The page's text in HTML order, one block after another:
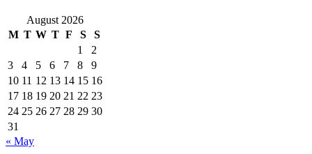
August 2026
M T W T F S
S
1
2
3
4 5 6 7 8
9
10 11 12 13 14 15 16
17 18 19 20 21 22 23
24 25 26 27 28 29 30
31
« May